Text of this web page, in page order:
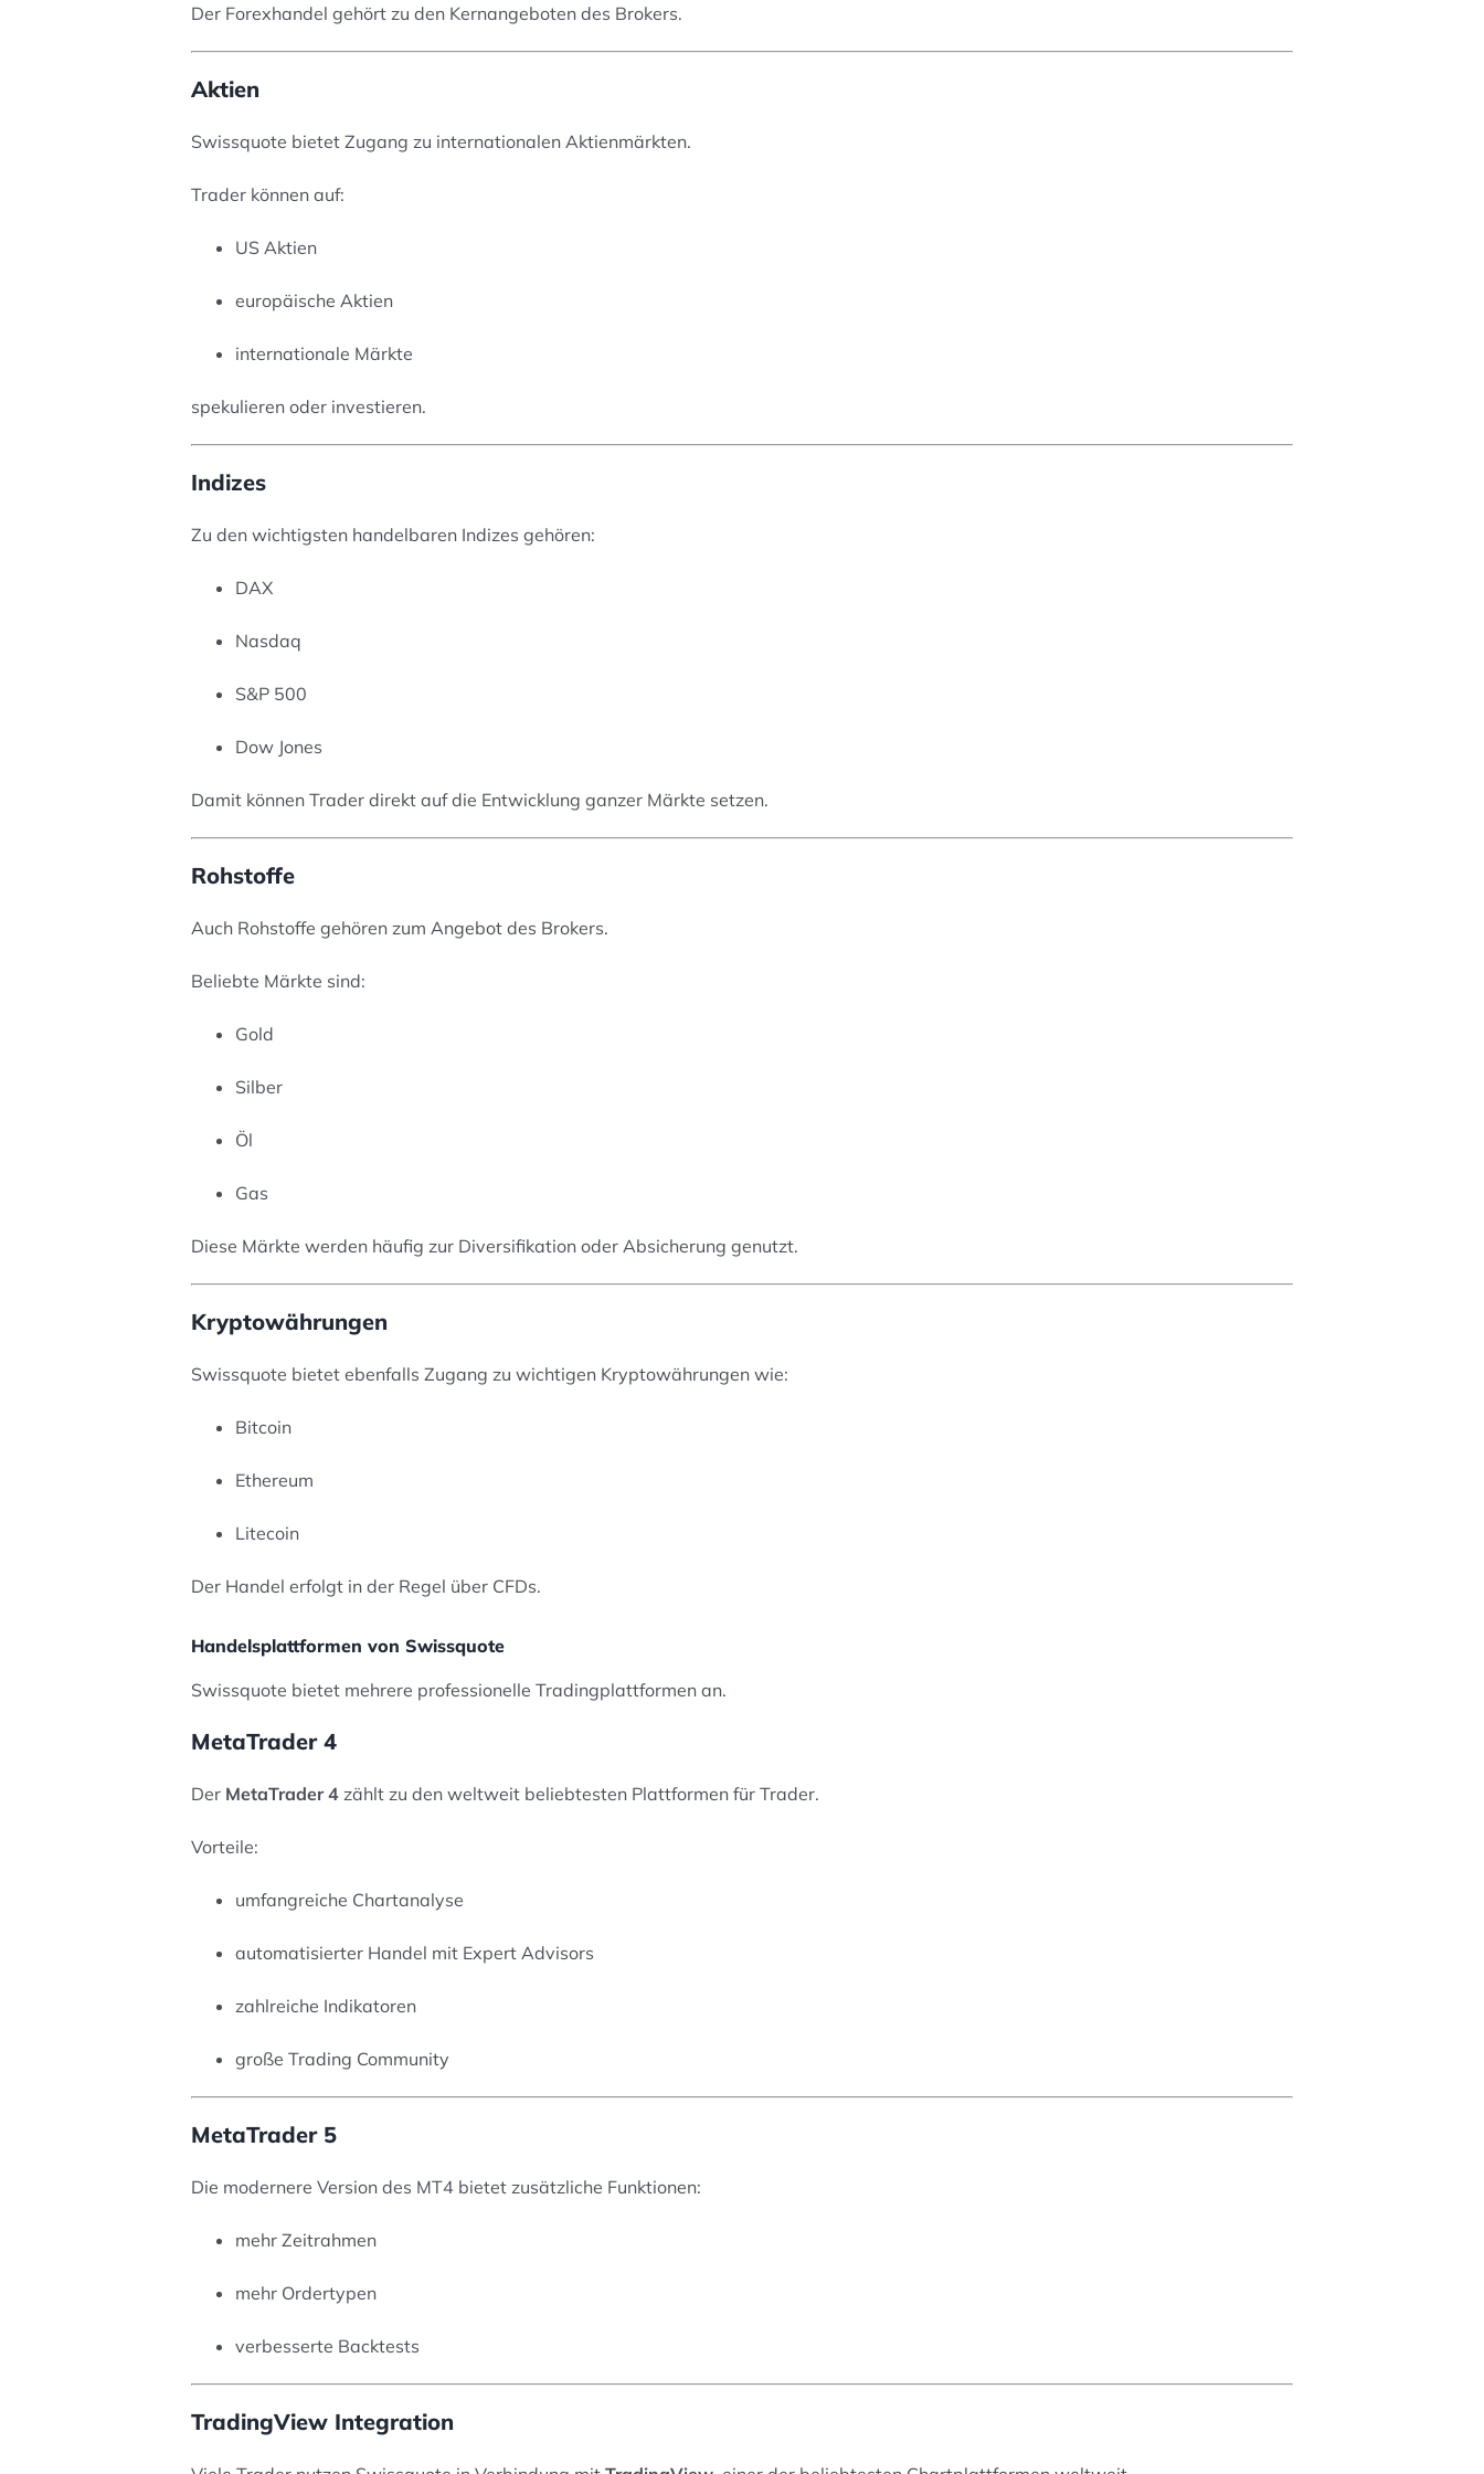
Der Forexhandel gehört zu den Kernangeboten des Brokers.
Aktien
Swissquote bietet Zugang zu internationalen Aktienmärkten.
Trader können auf:
US Aktien
europäische Aktien
internationale Märkte
spekulieren oder investieren.
Indizes
Zu den wichtigsten handelbaren Indizes gehören:
DAX
Nasdaq
S&P 500
Dow Jones
Damit können Trader direkt auf die Entwicklung ganzer Märkte setzen.
Rohstoffe
Auch Rohstoffe gehören zum Angebot des Brokers.
Beliebte Märkte sind:
Gold
Silber
Öl
Gas
Diese Märkte werden häufig zur Diversifikation oder Absicherung genutzt.
Kryptowährungen
Swissquote bietet ebenfalls Zugang zu wichtigen Kryptowährungen wie:
Bitcoin
Ethereum
Litecoin
Der Handel erfolgt in der Regel über CFDs.
Handelsplattformen von Swissquote
Swissquote bietet mehrere professionelle Tradingplattformen an.
MetaTrader 4
Der MetaTrader 4zählt zu den weltweit beliebtesten Plattformen für Trader.
Vorteile:
umfangreiche Chartanalyse
automatisierter Handel mit Expert Advisors
zahlreiche Indikatoren
große Trading Community
MetaTrader 5
Die modernere Version des MT4 bietet zusätzliche Funktionen:
mehr Zeitrahmen
mehr Ordertypen
verbesserte Backtests
TradingView Integration